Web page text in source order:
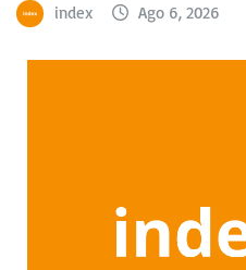
index Ago 6, 2026